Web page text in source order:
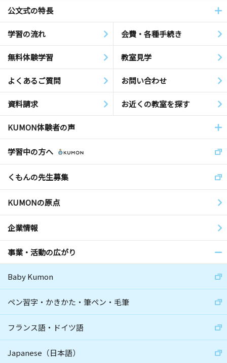
公文式の特長
学習の流れ 会費・各種手続き
無料体験学習 教室見学
よくあるご質問 お問い合わせ
資料請求 お近くの教室を探す
KUMON体験者の声
学習中の方へ
くもんの先生募集
KUMONの原点
企業情報
事業・活動の広がり
Baby Kumon
ペン習字・かきかた・筆ペン・毛筆
フランス語・ドイツ語
Japanese（日本語）